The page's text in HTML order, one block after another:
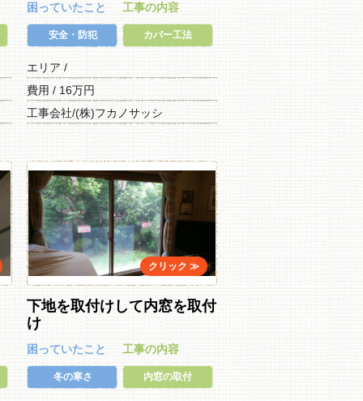
困っていたこと
安全・防犯
工事の内容
カバー工法
エリア /
費用 / 16万円
工事会社/(株)フカノサッシ
下地を取付けして内窓を取付
け
困っていたこと
冬の寒さ
工事の内容
内窓の取付